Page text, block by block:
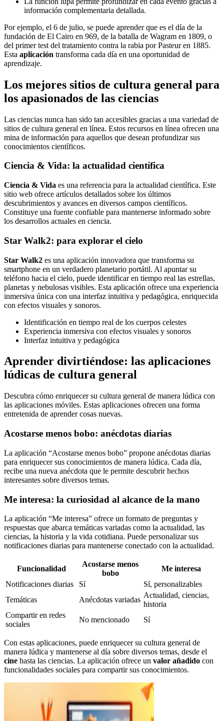
información complementaria detallada.
Por ejemplo, el 6 de julio, se puede aprender que es el día de la
fundación de El Cairo en 969, de la batalla de Wagram en 1809, o
del primer test del tratamiento contra la rabia por Pasteur en 1885.
Esta aplicación transforma cada día en una oportunidad de
aprendizaje.
Los mejores sitios de cultura general para
los apasionados de las ciencias
Las ciencias nunca han sido tan accesibles gracias a una variedad de
sitios de cultura general en línea. Estos recursos en línea ofrecen una
mina de información para aquellos que desean profundizar sus
conocimientos científicos.
Ciencia & Vida: la actualidad científica
Ciencia & Vida es una referencia para la actualidad científica. Este
sitio web ofrece artículos detallados sobre los últimos
descubrimientos y avances en diversos campos científicos.
Constituye una fuente confiable para mantenerse informado sobre
los desarrollos actuales en ciencia.
Star Walk2: para explorar el cielo
Star Walk2 es una aplicación innovadora que transforma su
smartphone en un verdadero planetario portátil. Al apuntar su
teléfono hacia el cielo, puede identificar en tiempo real las estrellas,
planetas y nebulosas visibles. Esta aplicación ofrece una experiencia
inmersiva única con una interfaz intuitiva y pedagógica, enriquecida
con efectos visuales y sonoros.
Identificación en tiempo real de los cuerpos celestes
Experiencia inmersiva con efectos visuales y sonoros
Interfaz intuitiva y pedagógica
Aprender divirtiéndose: las aplicaciones
lúdicas de cultura general
Descubra cómo enriquecer su cultura general de manera lúdica con
las aplicaciones móviles. Estas aplicaciones ofrecen una forma
entretenida de aprender cosas nuevas.
Acostarse menos bobo: anécdotas diarias
La aplicación “Acostarse menos bobo” propone anécdotas diarias
para enriquecer sus conocimientos de manera lúdica. Cada día,
recibe una nueva anécdota que le permite descubrir hechos
interesantes sobre diversos temas.
Me interesa: la curiosidad al alcance de la mano
La aplicación “Me interesa” ofrece un formato de preguntas y
respuestas que abarca temáticas variadas como la actualidad, las
ciencias, la historia y la vida cotidiana. Puede personalizar sus
notificaciones diarias para mantenerse conectado con la actualidad.
Funcionalidad
Acostarse menos
bobo
Me interesa
Notificaciones diarias
Sí
Sí, personalizables
Temáticas
Anécdotas variadas
Actualidad, ciencias,
historia
Compartir en redes
sociales
No mencionado Sí
Con estas aplicaciones, puede enriquecer su cultura general de
manera lúdica y mantenerse al día sobre diversos temas, desde el
cine hasta las ciencias. La aplicación ofrece un valor añadido con
funcionalidades sociales para compartir sus conocimientos.